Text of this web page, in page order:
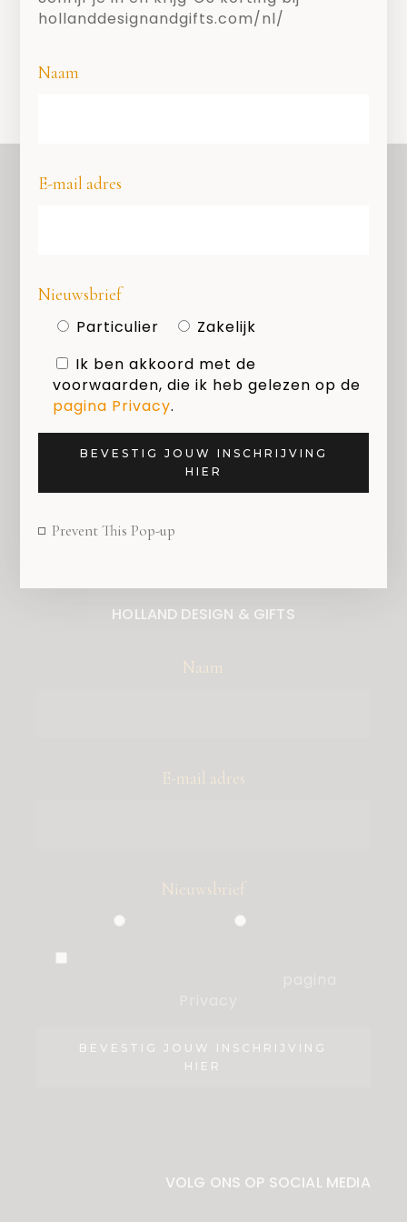
hollanddesignandgifts.com/nl/
Naam
E-mail adres
Nieuwsbrief
Particulier
Zakelijk
Ik ben akkoord met de
voorwaarden, die ik heb gelezen op de
pagina Privacy.
BEVESTIG JOUW INSCHRIJVING
HIER
Prevent This Pop-up
PRIVACY
COOKIES
MEDIAKIT
Zoeken
HOLLAND DESIGN & GIFTS
Naam
E-mail adres
Nieuwsbrief
BEVESTIG JOUW INSCHRIJVING
HIER
VOLG ONS OP SOCIAL MEDIA